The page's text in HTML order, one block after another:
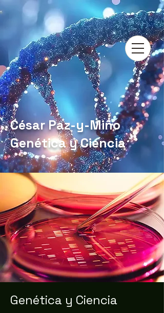
César Paz-y-Miño
Genética y Ciencia
Genética y Ciencia